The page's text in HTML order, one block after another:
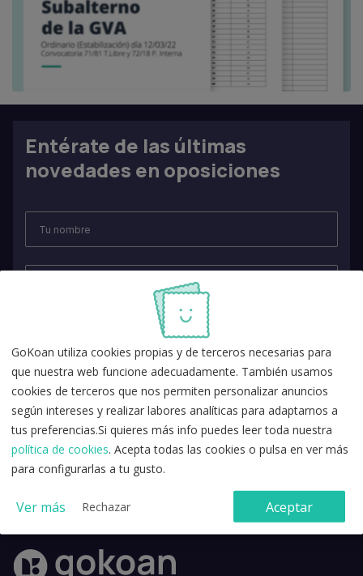
Entérate de las últimas
novedades en oposiciones
Acepto lapolítica de privacidady lostérminos y condiciones de
uso.
GoKoan utiliza cookies propias y de terceros necesarias para
que nuestra web funcione adecuadamente. También usamos
cookies de terceros que nos permiten personalizar anuncios
según intereses y realizar labores analíticas para adaptarnos a
tus preferencias.Si quieres más info puedes leer toda nuestra
política de cookies. Acepta todas las cookies o pulsa en ver más
para configurarlas a tu gusto.
Ver más Rechazar Aceptar